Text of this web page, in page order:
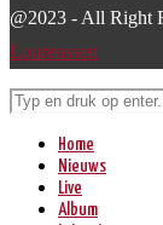
@2023 - All Right
Lourenssen
Home
Nieuws
Live
Album